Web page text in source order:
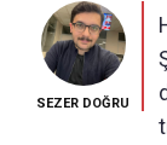
SEZER DOĞRU